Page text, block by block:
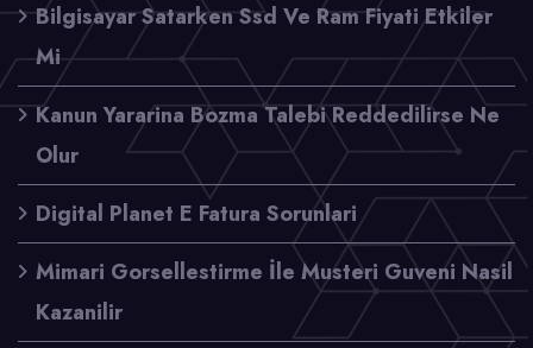
Bilgisayar Satarken Ssd Ve Ram Fiyati Etkiler
Mi
Kanun Yararina Bozma Talebi Reddedilirse Ne
Olur
Digital Planet E Fatura Sorunlari
Mimari Gorsellestirme İle Musteri Guveni Nasil
Kazanilir